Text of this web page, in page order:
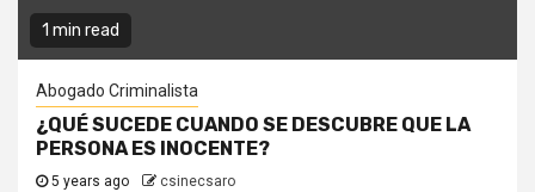
1 min read
Abogado Criminalista
¿QUÉ SUCEDE CUANDO SE DESCUBRE QUE LA
PERSONA ES INOCENTE?
5 years ago csinecsaro